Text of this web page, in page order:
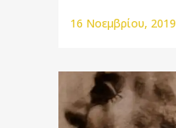
16 Νοεμβρίου, 2019